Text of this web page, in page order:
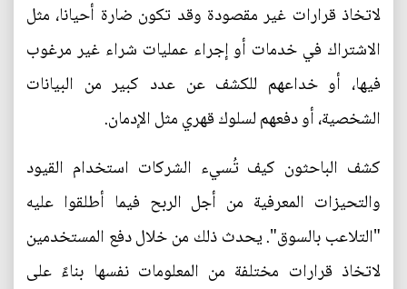
لاتخاذ قرارات غير مقصودة وقد تكون ضارة أحيانا، مثل
الاشتراك في خدمات أو إجراء عمليات شراء غير مرغوب
فيها، أو خداعهم للكشف عن عدد كبير من البيانات
الشخصية، أو دفعهم لسلوك قهري مثل الإدمان.
كشف الباحثون كيف تُسيء الشركات استخدام القيود
والتحيزات المعرفية من أجل الربح فيما أطلقوا عليه
"التلاعب بالسوق". يحدث ذلك من خلال دفع المستخدمين
لاتخاذ قرارات مختلفة من المعلومات نفسها بناءً على